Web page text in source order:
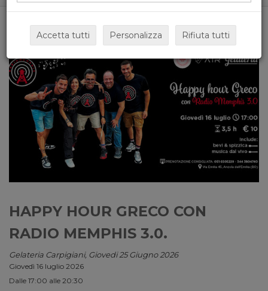
HAPPY HOUR GRECO CON
RADIO MEMPHIS 3.0.
Gelateria Carpigiani, Giovedi 25 Giugno 2026
Giovedì 16 luglio 2026
Dalle 17:00 alle 20:30
Accetta tutti Personalizza Rifiuta tutti